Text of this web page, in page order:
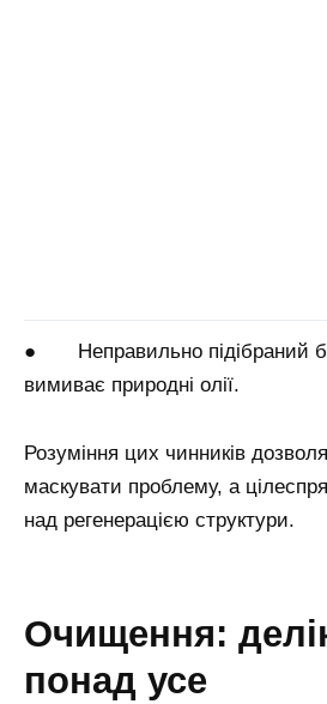
● Неправильно підібраний
вимиває природні олії.
Розуміння цих чинників
маскувати проблему, а
над регенерацією структури.
очищення: делікатність
понад усе